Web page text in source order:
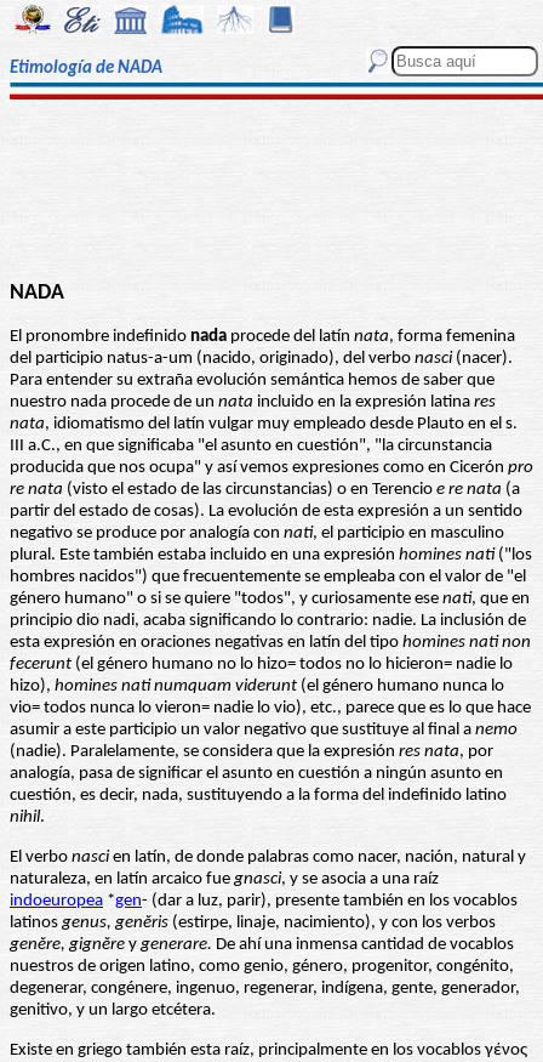
Etimología de NADA
NADA
El pronombre indefinido nada procede del latín nata, forma femenina
del participio natus-a-um (nacido, originado), del verbo nasci(nacer).
Para entender su extraña evolución semántica hemos de saber que
nuestro nada procede de un nata incluido en la expresión latina res
nata, idiomatismo del latín vulgar muy empleado desde Plauto en el s.
III a.C., en que significaba "el asunto en cuestión", "la circunstancia
producida que nos ocupa" y así vemos expresiones como en Cicerón pro
re nata (visto el estado de las circunstancias) o en Terencio e re nata (a
partir del estado de cosas). La evolución de esta expresión a un sentido
negativo se produce por analogía con nati, el participio en masculino
plural. Este también estaba incluido en una expresión homines nati("los
hombres nacidos") que frecuentemente se empleaba con el valor de "el
género humano" o si se quiere "todos", y curiosamente ese nati, que en
principio dio nadi, acaba significando lo contrario: nadie. La inclusión de
esta expresión en oraciones negativas en latín del tipo homines nati non
fecerunt (el género humano no lo hizo= todos no lo hicieron= nadie lo
hizo), homines nati numquam viderunt (el género humano nunca lo
vio= todos nunca lo vieron= nadie lo vio), etc., parece que es lo que hace
asumir a este participio un valor negativo que sustituye al final a nemo
(nadie). Paralelamente, se considera que la expresión res nata, por
analogía, pasa de significar el asunto en cuestión a ningún asunto en
cuestión, es decir, nada, sustituyendo a la forma del indefinido latino
nihil.
El verbo nasci en latín, de donde palabras como nacer, nación, natural y
naturaleza, en latín arcaico fuegnasci, y se asocia a una raíz
indoeuropea *gen- (dar a luz, parir), presente también en los vocablos
latinos genus, genĕris (estirpe, linaje, nacimiento), y con los verbos
genĕre, gignĕre ygenerare. De ahí una inmensa cantidad de vocablos
nuestros de origen latino, como genio, género, progenitor, congénito,
degenerar, congénere, ingenuo, regenerar, indígena, gente, generador,
genitivo, y un largo etcétera.
Existe en griego también esta raíz, principalmente en los vocablos γένος